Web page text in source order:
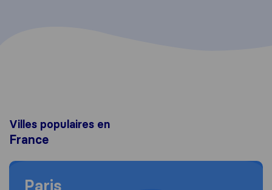
Villes populaires en
France
Moving to Paris
Paris